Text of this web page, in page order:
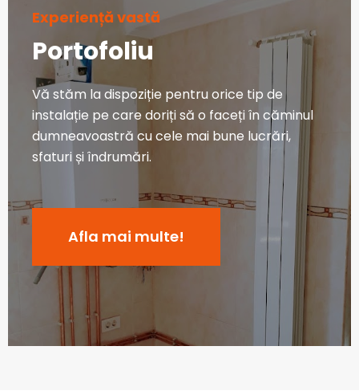
Experiență vastă
Portofoliu
Vă stăm la dispoziție pentru orice tip de
instalație pe care doriți să o faceți în căminul
dumneavoastră cu cele mai bune lucrări,
sfaturi și îndrumări.
Afla mai multe!